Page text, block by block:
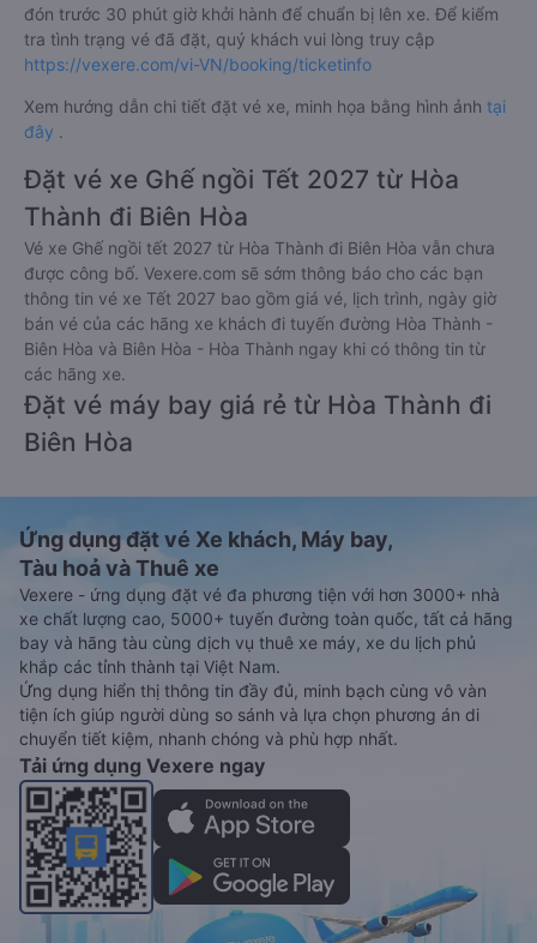
đón trước 30 phút giờ khởi hành để chuẩn bị lên xe. Để kiểm
tra tình trạng vé đã đặt, quý khách vui lòng truy cập
https://vexere.com/vi-VN/booking/ticketinfo
Xem hướng dẫn chi tiết đặt vé xe, minh họa bằng hình ảnh tại
đây .
Đặt vé xe Ghế ngồi Tết 2027 từ Hòa
Thành đi Biên Hòa
Vé xe Ghế ngồi tết 2027 từ Hòa Thành đi Biên Hòa vẫn chưa
được công bố. Vexere.com sẽ sớm thông báo cho các bạn
thông tin vé xe Tết 2027 bao gồm giá vé, lịch trình, ngày giờ
bán vé của các hãng xe khách đi tuyến đường Hòa Thành -
Biên Hòa và Biên Hòa - Hòa Thành ngay khi có thông tin từ
các hãng xe.
Đặt vé máy bay giá rẻ từ Hòa Thành đi
Biên Hòa
Ứng dụng đặt vé Xe khách, Máy bay,
Tàu hoả và Thuê xe
Vexere - ứng dụng đặt vé đa phương tiện với hơn 3000+ nhà
xe chất lượng cao, 5000+ tuyến đường toàn quốc, tất cả hãng
bay và hãng tàu cùng dịch vụ thuê xe máy, xe du lịch phủ
khắp các tỉnh thành tại Việt Nam.
Ứng dụng hiển thị thông tin đầy đủ, minh bạch cùng vô vàn
tiện ích giúp người dùng so sánh và lựa chọn phương án di
chuyển tiết kiệm, nhanh chóng và phù hợp nhất.
Tải ứng dụng Vexere ngay